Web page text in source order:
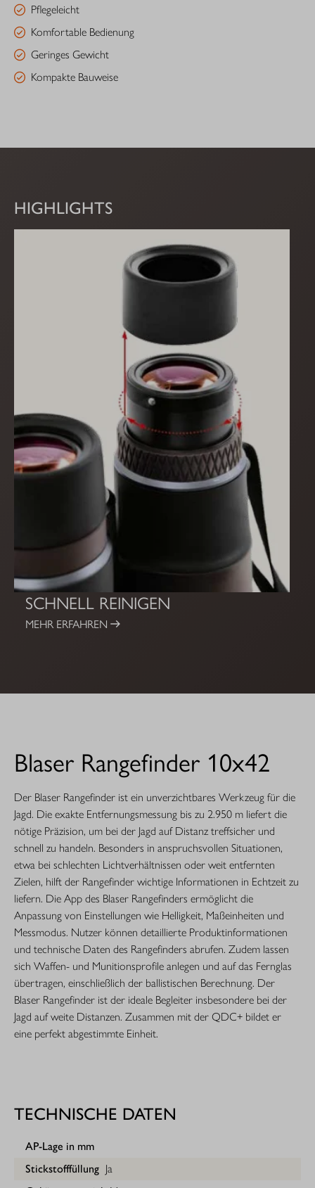
Pflegeleicht
Komfortable Bedienung
Geringes Gewicht
Kompakte Bauweise
HIGHLIGHTS
SCHNELL REINIGEN
MEHR ERFAHREN
Blaser Rangefinder 10x42
Der Blaser Rangefinder ist ein unverzichtbares Werkzeug für die
Jagd. Die exakte Entfernungsmessung bis zu 2.950 m liefert die
nötige Präzision, um bei der Jagd auf Distanz treffsicher und
schnell zu handeln. Besonders in anspruchsvollen Situationen,
etwa bei schlechten Lichtverhältnissen oder weit entfernten
Zielen, hilft der Rangefinder wichtige Informationen in Echtzeit zu
liefern. Die App des Blaser Rangefinders ermöglicht die
Anpassung von Einstellungen wie Helligkeit, Maßeinheiten und
Messmodus. Nutzer können detaillierte Produktinformationen
und technische Daten des Rangefinders abrufen. Zudem lassen
sich Waffen- und Munitionsprofile anlegen und auf das Fernglas
übertragen, einschließlich der ballistischen Berechnung. Der
Blaser Rangefinder ist der ideale Begleiter insbesondere bei der
Jagd auf weite Distanzen. Zusammen mit der QDC+ bildet er
eine perfekt abgestimmte Einheit.
TECHNISCHE DATEN
AP-Lage in mm
Stickstofffüllung Ja